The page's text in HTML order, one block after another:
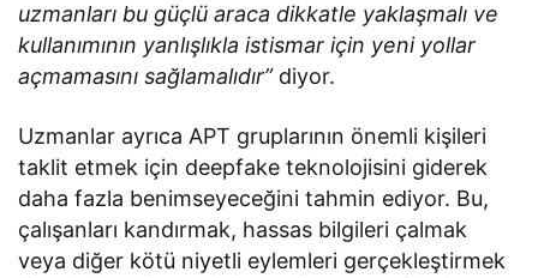
uzmanları bu güçlü araca dikkatle yaklaşmalı ve
kullanımının yanlışlıkla istismar için yeni yollar
açmamasını sağlamalıdır” diyor.
Uzmanlar ayrıca APT gruplarının önemli kişileri
taklit etmek için deepfake teknolojisini giderek
daha fazla benimseyeceğini tahmin ediyor. Bu,
çalışanları kandırmak, hassas bilgileri çalmak
veya diğer kötü niyetli eylemleri gerçekleştirmek